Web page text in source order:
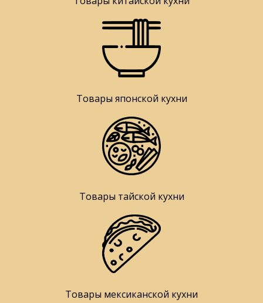
Товары японской кухни
Товары тайской кухни
Товары мексиканской кухни